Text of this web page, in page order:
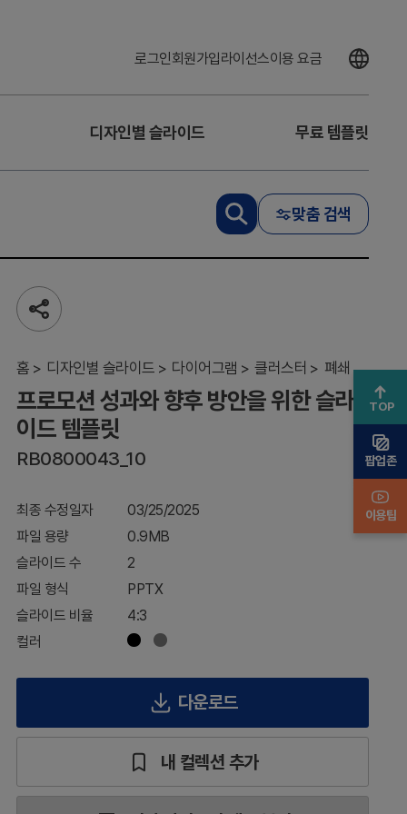
로그인회원가입라이선스이용 요금
디자인별 슬라이드 무료 템플릿
맞춤 검색
공
유
기
홈 디자인별 슬라이드 다이어그램 클러스터 폐쇄
성
와
향
후
안
위
한
슬
라
템
플
프로모션 성과와 향후 방안을 위한 슬라
이드 템플릿
RB0800043_10
최종 수정일자
03/25/2025
파일 용량
0.9MB
슬라이드 수
2
파일 형식
PPTX
슬라이드 비율
4:3
컬러
다운로드
내 컬렉션 추가
TOP
팝업존
이용팁